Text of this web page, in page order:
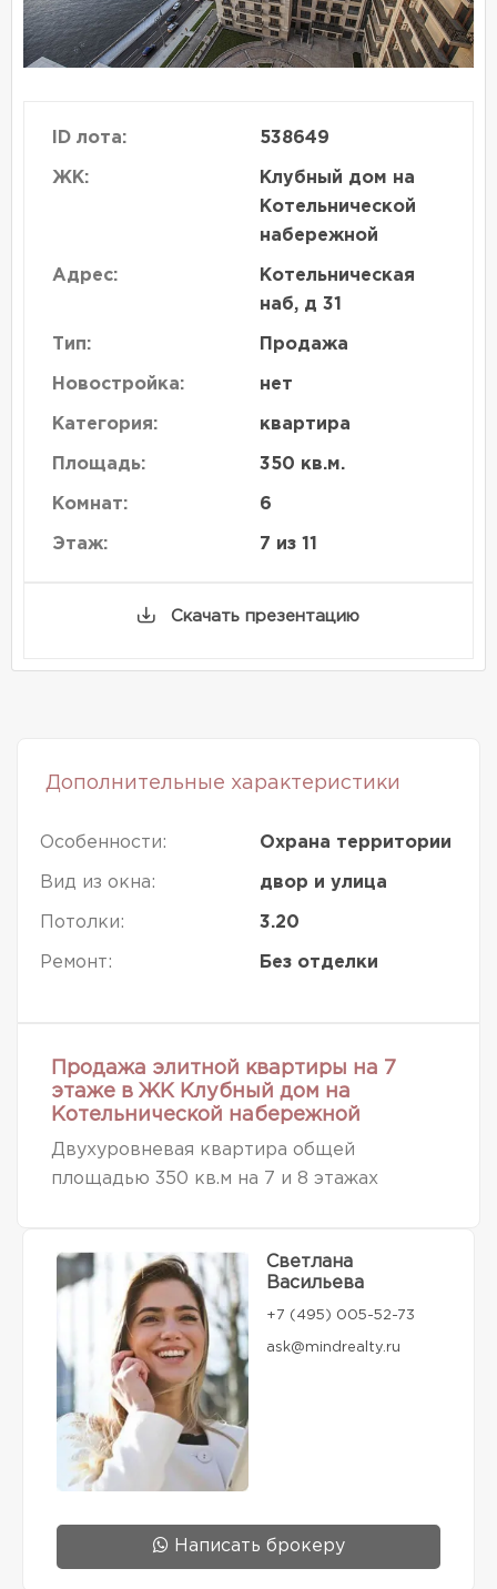
ID лота: 538649
ЖК:
Клубный дом на
Котельнической
набережной
Адрес:
Котельническая
наб, д 31
Тип: Продажа
Новостройка: нет
Категория: квартира
Площадь: 350 кв.м.
Комнат: 6
Этаж: 7 из 11
Скачать презентацию
Дополнительные характеристики
Особенности: Охрана территории
Вид из окна: двор и улица
Потолки: 3.20
Ремонт: Без отделки
Продажа элитной квартиры на 7
этаже в ЖК Клубный дом на
Котельнической набережной
Двухуровневая квартира общей
площадью 350 кв.м на 7 и 8 этажах
Светлана
Васильева
+7 (495) 005-52-73
ask@mindrealty.ru
Написать брокеру